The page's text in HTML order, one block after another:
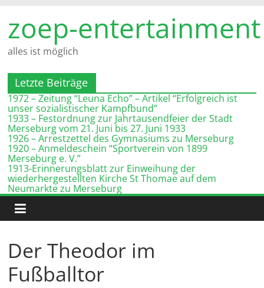
Inhalt
springen
zoep-entertainment
alles ist möglich
Letzte Beiträge
1972 – Zeitung “Leuna Echo” – Artikel “Erfolgreich ist
unser sozialistischer Kampfbund”
1933 – Festordnung zur Jahrtausendfeier der Stadt
Merseburg vom 21. Juni bis 27. Juni 1933
1926 – Arrestzettel des Gymnasiums zu Merseburg
1920 – Anmeldeschein “Sportverein von 1899
Merseburg e. V.”
1913-Erinnerungsblatt zur Einweihung der
wiederhergestellten Kirche St Thomae auf dem
Neumarkte zu Merseburg
Der Theodor im
Fußballtor